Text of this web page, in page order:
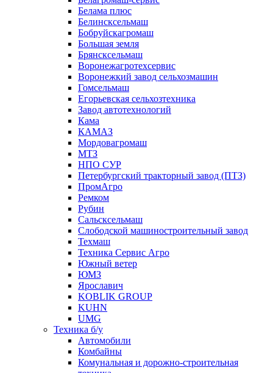
Белама плюс
Белинсксельмаш
Бобруйскагромаш
Большая земля
Брянсксельмаш
Воронежагротехсервис
Воронежкий завод сельхозмашин
Гомсельмаш
Егорьевская сельхозтехника
Завод автотехнологий
Кама
КАМАЗ
Мордовагромаш
МТЗ
НПО СУР
Петербургский тракторный завод (ПТЗ)
ПромАгро
Ремком
Рубин
Сальскcельмаш
Слободской машиностроительный завод
Техмаш
Техника Сервис Агро
Южный ветер
ЮМЗ
Ярославич
KOBLIK GROUP
KUHN
UMG
Техника б/у
Автомобили
Комбайны
Комунальная и дорожно-строительная